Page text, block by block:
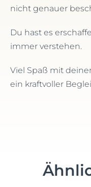
nicht genauer
Du hast es
immer verstehen.
Viel Spaß mit
ein kraftvoller